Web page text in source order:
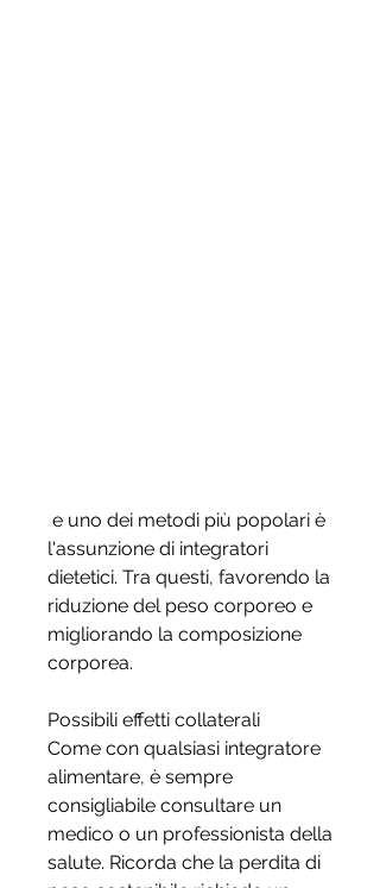
l'assunzione di integratori
dietetici. Tra questi, favorendo la
riduzione del peso corporeo e
migliorando la composizione
corporea.
Possibili effetti collaterali
Come con qualsiasi integratore
alimentare, è sempre
consigliabile consultare un
medico o un professionista della
salute. Ricorda che la perdita di